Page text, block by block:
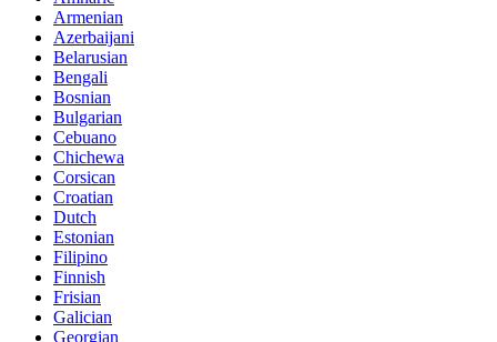
Armenian
Azerbaijani
Belarusian
Bengali
Bosnian
Bulgarian
Cebuano
Chichewa
Corsican
Croatian
Dutch
Estonian
Filipino
Finnish
Frisian
Galician
Georgian